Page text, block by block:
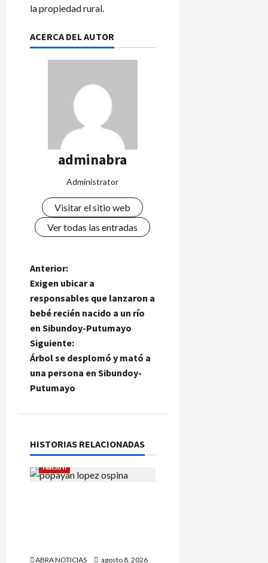
la propiedad rural.
ACERCA DEL AUTOR
adminabra
Administrator
Visitar el sitio web
Ver todas las entradas
N
a
v
e
g
a
i
ó
Anterior:
Exigen ubicar a
responsables que lanzaron a
bebé recién nacido a un río
en Sibundoy-Putumayo
Siguiente:
Árbol se desplomó y mató a
una persona en Sibundoy-
Putumayo
HISTORIAS RELACIONADAS
Nación
ABRA NOTICIAS
agosto 8, 2026